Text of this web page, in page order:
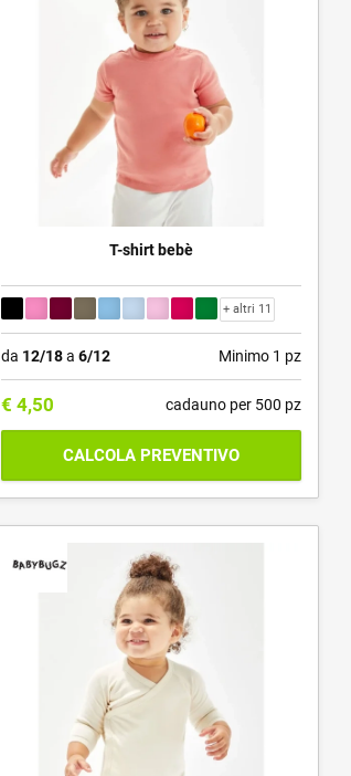
T-shirt bebè
+ altri 11
da 12/18a6/12 Minimo 1 pz
€ 4,50 cadauno per 500 pz
CALCOLA PREVENTIVO